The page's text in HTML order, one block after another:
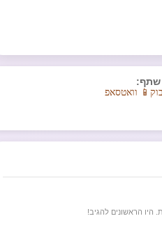
שתף:
📱 וואטסאפ
היו הראשונים להגיב!